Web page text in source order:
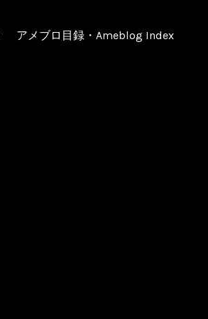
アメブロ目録・Ameblog Index